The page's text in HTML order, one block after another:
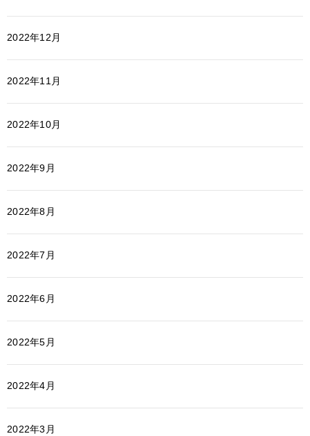
2022年12月
2022年11月
2022年10月
2022年9月
2022年8月
2022年7月
2022年6月
2022年5月
2022年4月
2022年3月